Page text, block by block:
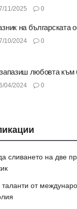
11/2025 0
на българската
10/2024 0
любовта към
04/2024 0
сливането на две
от